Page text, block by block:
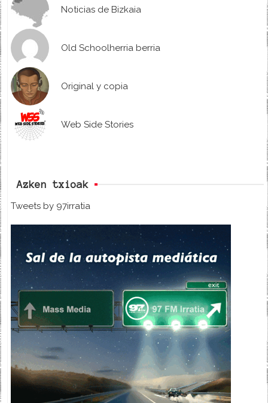
Noticias de Bizkaia
Old Schoolherria berria
Original y copia
Web Side Stories
Azken txioak
Tweets by 97irratia